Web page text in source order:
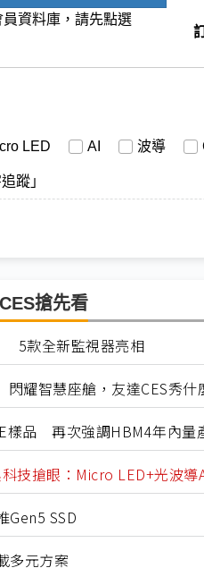
資料庫，請先點選
LED AI 波導
蹤」
搶先看
5款全新監視器亮相
閃耀智慧座艙，友達CES秀什
樣品 再次強調HBM4年內量
技搶眼：Micro LED+光波導
SSD
多元方案